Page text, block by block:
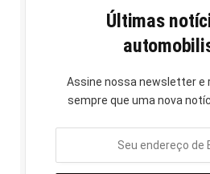
Últimas
Assine nossa newsletter e
sempre que uma nova